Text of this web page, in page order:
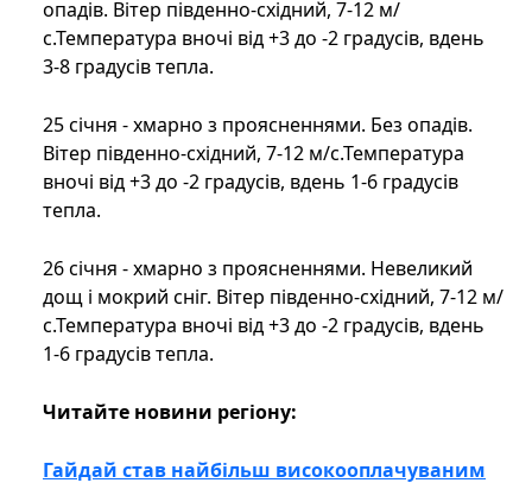
опадів. Вітер південно-східний, 7-12 м/
с.Температура вночі від +3 до -2 градусів, вдень
3-8 градусів тепла.
25 січня - хмарно з проясненнями. Без опадів.
Вітер південно-східний, 7-12 м/с.Температура
вночі від +3 до -2 градусів, вдень 1-6 градусів
тепла.
26 січня - хмарно з проясненнями. Невеликий
дощ і мокрий сніг. Вітер південно-східний, 7-12 м/
с.Температура вночі від +3 до -2 градусів, вдень
1-6 градусів тепла.
Читайте новини регіону:
Гайдай став найбільш високооплачуваним